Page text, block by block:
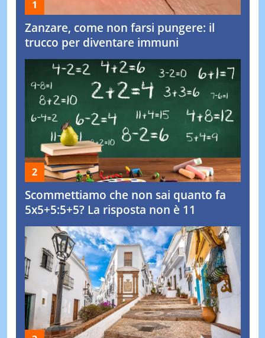
Zanzare, come non farsi pungere: il
trucco per diventare immuni
Scommettiamo che non sai quanto fa
5x5+5:5+5? La risposta non è 11